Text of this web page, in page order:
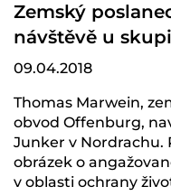
Zemský
návštěvě u
09.04.2018
Thomas Marwein,
obvod Offenburg,
Junker v Nordrachu.
obrázek o
v oblasti ochrany